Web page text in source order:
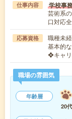
仕事内容 学校事
芸術系
口対応
応募資格
職種未
基本的
❖キャ
職場の雰囲気
年齢層
20代